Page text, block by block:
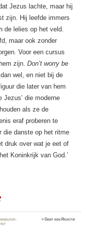
Jezus lachte, maar hij
zijn. Hij leefde immers
de lelies op het veld.
maar ook zonder
Voor een cursus
zijn. Don’t worry be
wel, en niet bij de
die later van hem
Jezus’ die moderne
als ze de
eraf proberen te
die danste op het ritme
druk over wat je eet of
Koninkrijk van God.’
,
≈Geef een Reactie